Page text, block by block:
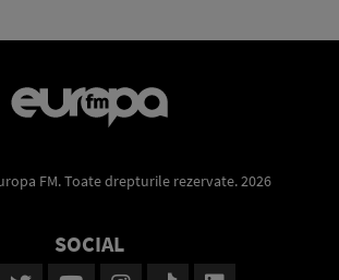
FM. Toate drepturile rezervate. 2026
SOCIAL